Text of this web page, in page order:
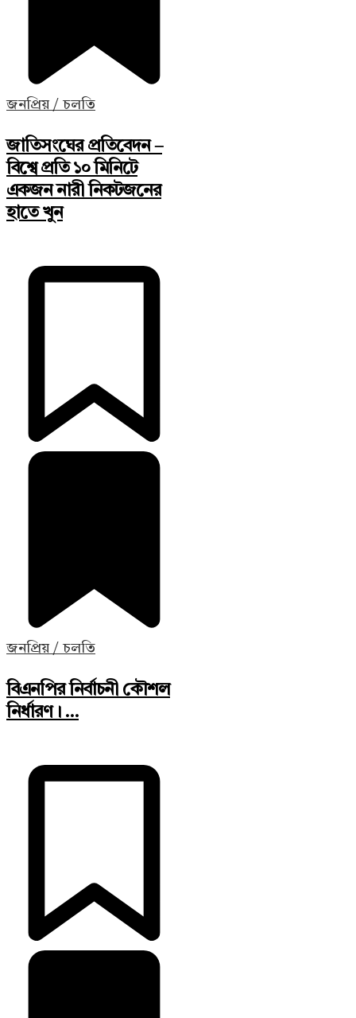
জনপ্রিয় / চলতি
জাতিসংঘের প্রতিবেদন –
বিশ্বে প্রতি ১০ মিনিটে
একজন নারী নিকটজনের
হাতে খুন
জনপ্রিয় / চলতি
বিএনপির নির্বাচনী কৌশল
নির্ধারণ। ...